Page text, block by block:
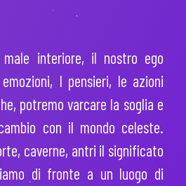
interiore, il nostro ego
I pensieri, le azioni
potremo varcare la soglia e
con il mondo celeste.
caverne, antri il significato
di fronte a un luogo di